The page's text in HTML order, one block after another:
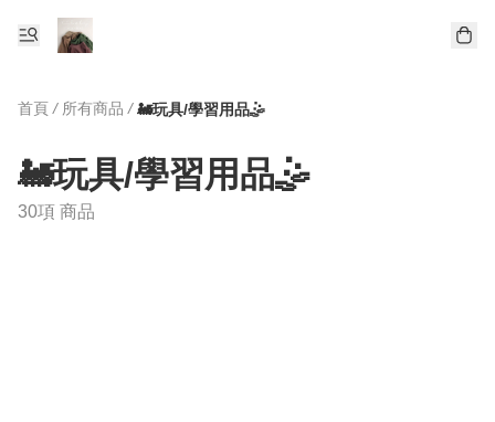
首頁 / 所有商品 / 🚂玩具/學習用品🤹
🚂玩具/學習用品🤹
30項 商品